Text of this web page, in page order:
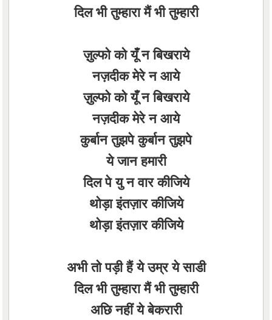
दिल भी तुम्हारा मैं भी तुम्हारी
ज़ुल्फो को यूँ न बिखराये
नज़दीक मेरे न आये
ज़ुल्फो को यूँ न बिखराये
नज़दीक मेरे न आये
कुर्बान तुझपे कुर्बान तुझपे
ये जान हमारी
दिल पे यु न वार कीजिये
थोड़ा इंतज़ार कीजिये
थोड़ा इंतज़ार कीजिये
अभी तो पड़ी हैं ये उम्र ये साडी
दिल भी तुम्हारा मैं भी तुम्हारी
अछि नहीं ये बेकरारी